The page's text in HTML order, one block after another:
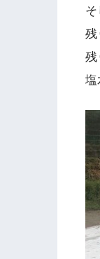
そ
残
残
塩